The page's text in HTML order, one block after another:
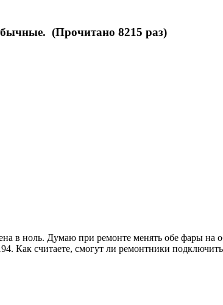
(Прочитано 8215 раз)
в ноль. Думаю при ремонте менять обе фары
Как считаете, смогут ли ремонтники